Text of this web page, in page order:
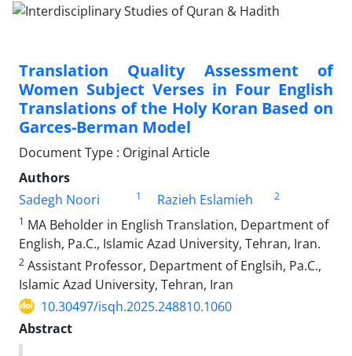
Translation Quality Assessment of
Women Subject Verses in Four English
Translations of the Holy Koran Based on
Garces-Berman Model
Document Type : Original Article
Authors
Sadegh Noori
1 Razieh Eslamieh
2
1 MA Beholder in English Translation, Department of
English, Pa.C., Islamic Azad University, Tehran, Iran.
2 Assistant Professor, Department of Englsih, Pa.C.,
Islamic Azad University, Tehran, Iran
10.30497/isqh.2025.248810.1060
Abstract